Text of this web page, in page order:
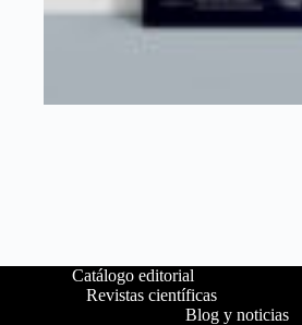
Catálogo editorial
Revistas científicas
Blog y noticias